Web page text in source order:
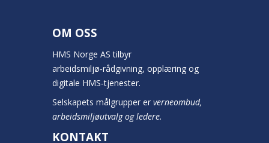
OM OSS
HMS Norge AS tilbyr
arbeidsmiljø‑rådgivning, opplæring og
digitale HMS‑tjenester.
Selskapets målgrupper er verneombud,
arbeidsmiljøutvalg og ledere.
KONTAKT